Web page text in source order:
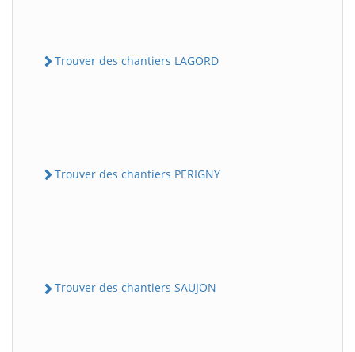
Trouver des chantiers LAGORD
Trouver des chantiers PERIGNY
Trouver des chantiers SAUJON